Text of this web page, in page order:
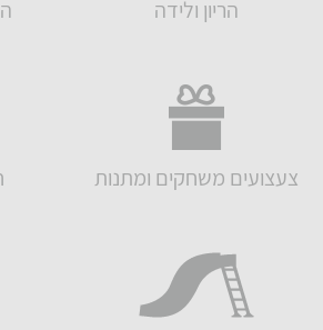
הריון ולידה
צעצועים משחקים ומתנות